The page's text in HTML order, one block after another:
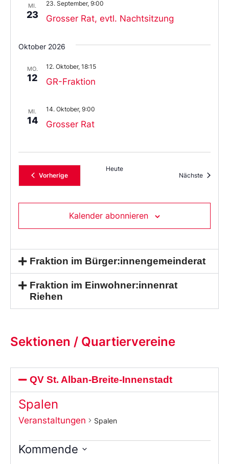
MI.
23 Grosser Rat, evtl. Nachtsitzung
23. September, 9:00
Oktober 2026
MO.
12 GR-Fraktion
12. Oktober, 18:15
MI.
14 Grosser Rat
14. Oktober, 9:00
VorherigeVeranstaltungen
Heute
Nächste
Kalender abonnieren
Fraktion im Bürger:innengemeinderat
Fraktion im Einwohner:innenrat
Riehen
Sektionen / Quartiervereine
QV St. Alban-Breite-Innenstadt
Spalen
Veranstaltungen Spalen
Kommende